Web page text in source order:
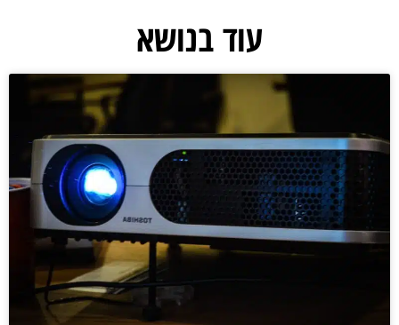
עוד בנושא